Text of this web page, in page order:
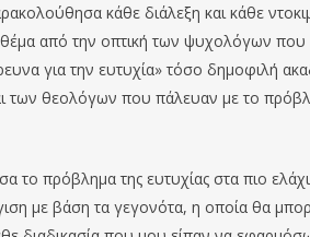
κάθε διάλεξη και κάθε
από την οπτική των ψυχολόγων που
για την ευτυχία» τόσο δημοφιλή
θεολόγων που πάλευαν με το
πρόβλημα της ευτυχίας στα πιο
με βάση τα γεγονότα, η οποία θα